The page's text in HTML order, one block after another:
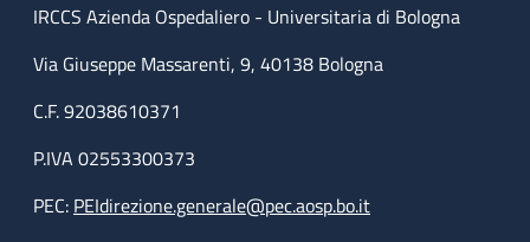
IRCCS Azienda Ospedaliero - Universitaria di Bologna
Via Giuseppe Massarenti, 9, 40138 Bologna
C.F. 92038610371
P.IVA 02553300373
PEC: PEIdirezione.generale@pec.aosp.bo.it